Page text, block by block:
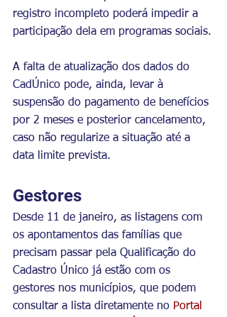
registro incompleto poderá impedir a
participação dela em programas sociais.
A falta de atualização dos dados do
CadÚnico pode, ainda, levar à
suspensão do pagamento de benefícios
por 2 meses e posterior cancelamento,
caso não regularize a situação até a
data limite prevista.
Gestores
Desde 11 de janeiro, as listagens com
os apontamentos das famílias que
precisam passar pela Qualificação do
Cadastro Único já estão com os
gestores nos municípios, que podem
consultar a lista diretamente no Portal